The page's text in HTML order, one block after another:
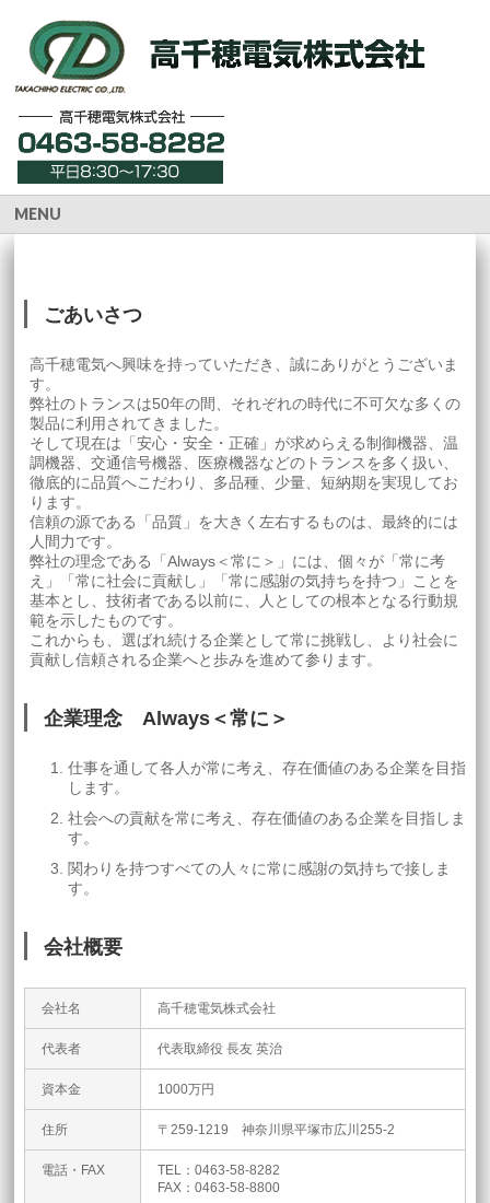
MENU
ごあいさつ
高千穂電気へ興味を持っていただき、誠にありがとうございま
す。
弊社のトランスは50年の間、それぞれの時代に不可欠な多くの
製品に利用されてきました。
そして現在は「安心・安全・正確」が求めらえる制御機器、温
調機器、交通信号機器、医療機器などのトランスを多く扱い、
徹底的に品質へこだわり、多品種、少量、短納期を実現してお
ります。
信頼の源である「品質」を大きく左右するものは、最終的には
人間力です。
弊社の理念である「Always＜常に＞」には、個々が「常に考
え」「常に社会に貢献し」「常に感謝の気持ちを持つ」ことを
基本とし、技術者である以前に、人としての根本となる行動規
範を示したものです。
これからも、選ばれ続ける企業として常に挑戦し、より社会に
貢献し信頼される企業へと歩みを進めて参ります。
企業理念 Always＜常に＞
仕事を通して各人が常に考え、存在価値のある企業を目指
します。
社会への貢献を常に考え、存在価値のある企業を目指しま
す。
関わりを持つすべての人々に常に感謝の気持ちで接しま
す。
会社概要
会社名 高千穂電気株式会社
代表者 代表取締役 長友 英治
資本金 1000万円
住所 〒259-1219 神奈川県平塚市広川255-2
電話・FAX
TEL：0463-58-8282
FAX：0463-58-8800